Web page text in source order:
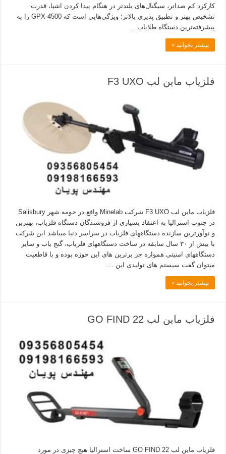
کارکرد کم صدا‌تر، سیگنال‌های بلند‌تر در هنگام پیدا کردن اشیا، قدرت
تشخیص بهتر و تطبیق پذیری بالا‌تر؛ ویژگی‌هایی است که GPX-4500 را به
پیشرفته‌ترین دستگاه طلایاب …
بیشتر بخوانید »
فلزیاب ماین لب F3 UXO
فلزیاب ماین لب F3 UXO شرکت Minelab واقع در حومه شهر Salisbury
در جنوب استرالیا به اعتقاد بسیاری از فروشندگان دستگاه فلزیاب، بهترین
و نوآورترین سازنده دستگاههای فلزیاب در سراسر دنیا میباشد.این شرکت
با بیش از ۳۰ سال سابقه در ساخت دستگاههای فلزیاب، گنج یاب و سایر
دستگاههای امنیتی همواره جز برترین های این حوزه بوده و با قاطعیت
میتوان گفت سیستم های تولیدی این …
بیشتر بخوانید »
فلزیاب ماین لب GO FIND 22
فلزیاب ماین لب GO FIND 22 ساخت استرالیا هیچ چیزی در مورد